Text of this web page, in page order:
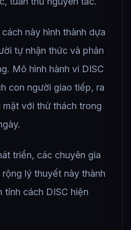
này hình thành dựa
tự nhận thức và phản
Mô hình hành vi DISC
con người giao tiếp, ra
với thử thách trong
triển, các chuyên gia
lý thuyết này thành
tính cách DISC hiện